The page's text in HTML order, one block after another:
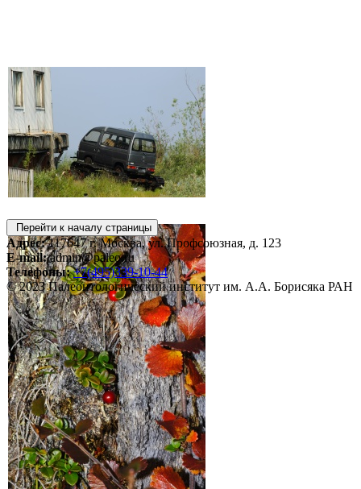
Перейти к началу страницы
Адрес:117647 г. Москва, ул. Профсоюзная, д. 123
E-mail:admin@paleo.ru
Телефоны: +7(495)339-10-44
© 2023 Палеонтологический институт им. А.А. Борисяка РАН